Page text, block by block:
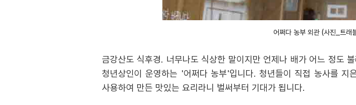
어쩌다 농부 외관 (사진_트래
금강산도 식후경. 너무나도 식상한 말이지만 언제나 배가 어느 정도
청년상인이 운영하는 '어쩌다 농부'입니다. 청년들이 직접 농사를 지
사용하여 만든 맛있는 요리라니 벌써부터 기대가 됩니다.